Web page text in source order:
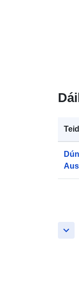
keyboard_arrow_down